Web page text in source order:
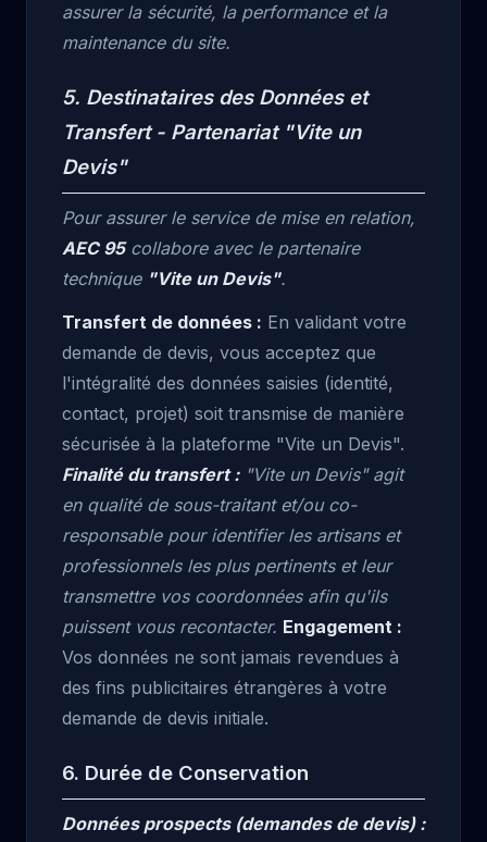
assurer la sécurité, la performance et la
maintenance du site.
5. Destinataires des Données et
Transfert - Partenariat "Vite un
Devis"
Pour assurer le service de mise en relation,
AEC 95collabore avec le partenaire
technique "Vite un Devis".
Transfert de données : En validant votre
demande de devis, vous acceptez que
l'intégralité des données saisies (identité,
contact, projet) soit transmise de manière
sécurisée à la plateforme "Vite un Devis".
Finalité du transfert :"Vite un Devis" agit
en qualité de sous-traitant et/ou co-
responsable pour identifier les artisans et
professionnels les plus pertinents et leur
transmettre vos coordonnées afin qu'ils
puissent vous recontacter. Engagement :
Vos données ne sont jamais revendues à
des fins publicitaires étrangères à votre
demande de devis initiale.
6. Durée de Conservation
Données prospects (demandes de devis) :